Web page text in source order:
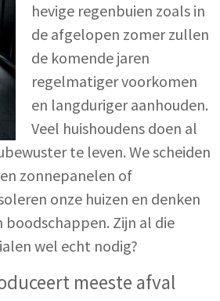
hevige regenbuien zoals in
de afgelopen zomer zullen
de komende jaren
regelmatiger voorkomen
en langduriger aanhouden.
Veel huishoudens doen al
te leven. We scheiden
zonnepanelen of
onze huizen en denken
boodschappen. Zijn al die
wel echt nodig?
meeste afval